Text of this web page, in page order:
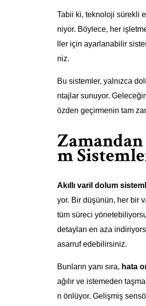
Tabii ki, teknoloji sürekli
niyor. Böylece, her
ller için ayarlanabilir
niz.
Bu sistemler, yalnızca
ntajlar sunuyor.
özden geçirmenin tam
m
Akıllı varil dolum
yor. Bir düşünün, her bir
tüm süreci
detayları en aza
asarruf edebilirsiniz.
Bunların yanı sıra, hata
ağılır ve istemeden
n önlüyor. Gelişmiş